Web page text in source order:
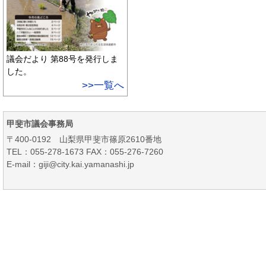
議会だより 第88号を発行しま
した。
>>一覧へ
甲斐市議会事務局
〒400-0192 山梨県甲斐市篠原2610番地
TEL：055-278-1673 FAX：055-276-7260
E-mail：giji@city.kai.yamanashi.jp